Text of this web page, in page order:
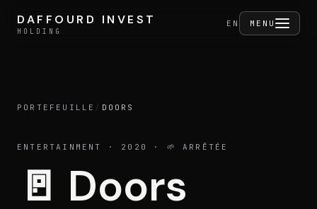
DAFFOURD INVEST
HOLDING
EN MENU
DAFFOURD INVEST
HOLDING
Portefeuille
PORTEFEUILLE / DOORS
ENTERTAINMENT · 2020 · 🌱 ARRÊTÉE
🚪 Doors